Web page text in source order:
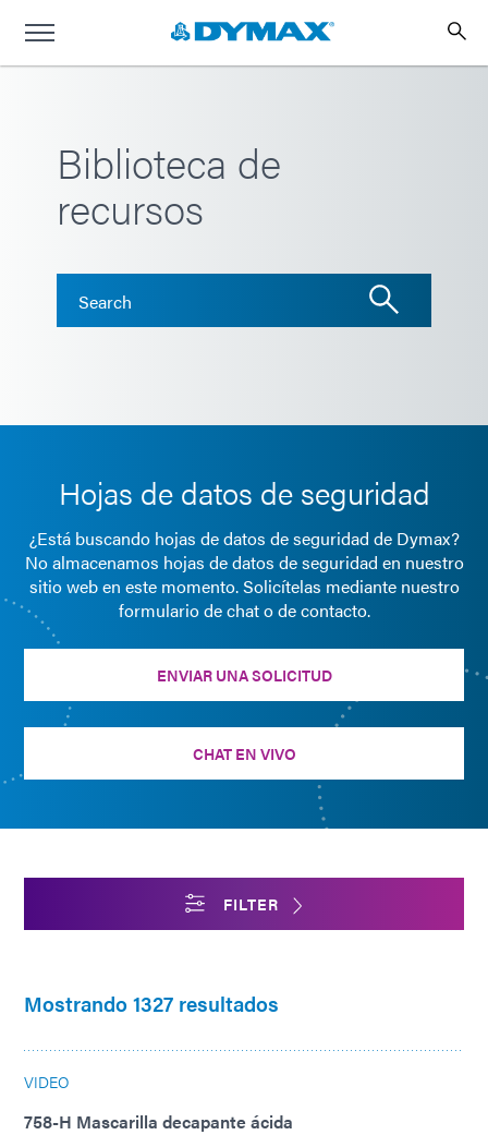
Biblioteca de
recursos
Hojas de datos de seguridad
¿Está buscando hojas de datos de seguridad de Dymax?
No almacenamos hojas de datos de seguridad en nuestro
sitio web en este momento. Solicítelas mediante nuestro
formulario de chat o de contacto.
ENVIAR UNA SOLICITUD
CHAT EN VIVO
FILTER
Mostrando 1327 resultados
VIDEO
758-H Mascarilla decapante ácida